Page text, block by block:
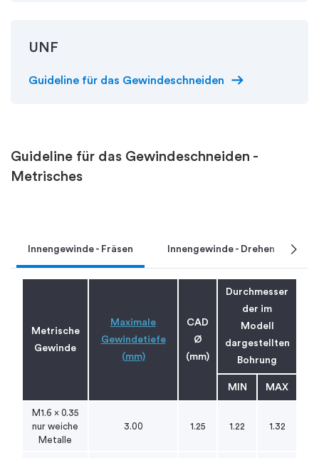
UNF
Guideline für das Gewindeschneiden arrow_right_alt
Guideline für das Gewindeschneiden -
Metrisches
Innengewinde - Fräsen Innengewinde - Drehen chevron_right
Metrische
Gewinde
Maximale
Gewindetiefe
(mm)
CAD
Ø
(mm)
Durchmesser
der im
Modell
dargestellten
Bohrung
MIN MAX
M1.6 x 0.35
nur weiche
Metalle
3.00 1.25 1.22 1.32